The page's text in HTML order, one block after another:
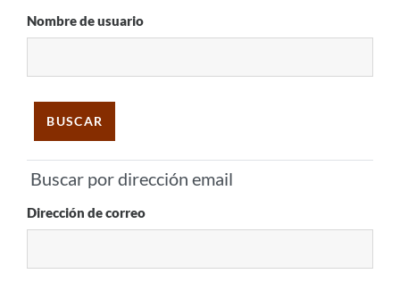
Nombre de usuario
Buscar por dirección email
Buscar por dirección email
Dirección de correo